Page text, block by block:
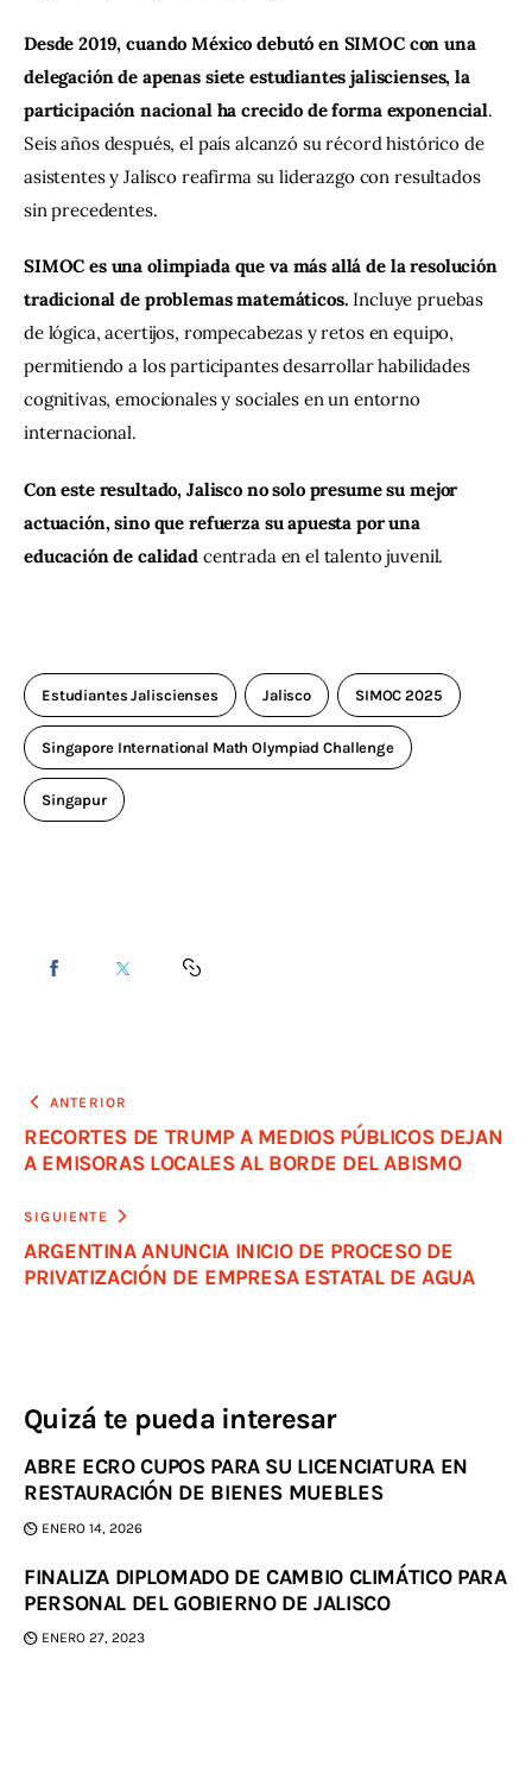
Desde 2019, cuando México debutó en SIMOC con una
delegación de apenas siete estudiantes jaliscienses, la
participación nacional ha crecido de forma exponencial.
Seis años después, el país alcanzó su récord histórico de
asistentes y Jalisco reafirma su liderazgo con resultados
sin precedentes.
SIMOC es una olimpiada que va más allá de la resolución
tradicional de problemas matemáticos. Incluye pruebas
de lógica, acertijos, rompecabezas y retos en equipo,
permitiendo a los participantes desarrollar habilidades
cognitivas, emocionales y sociales en un entorno
internacional.
Con este resultado, Jalisco no solo presume su mejor
actuación, sino que refuerza su apuesta por una
educación de calidad centrada en el talento juvenil.
Estudiantes Jaliscienses Jalisco SIMOC 2025
Singapore International Math Olympiad Challenge
Singapur
ANTERIOR
RECORTES DE TRUMP A MEDIOS PÚBLICOS DEJAN
A EMISORAS LOCALES AL BORDE DEL ABISMO
SIGUIENTE
ARGENTINA ANUNCIA INICIO DE PROCESO DE
PRIVATIZACIÓN DE EMPRESA ESTATAL DE AGUA
Quizá te pueda interesar
ABRE ECRO CUPOS PARA SU LICENCIATURA EN
RESTAURACIÓN DE BIENES MUEBLES
ENERO 14, 2026
FINALIZA DIPLOMADO DE CAMBIO CLIMÁTICO PARA
PERSONAL DEL GOBIERNO DE JALISCO
ENERO 27, 2023